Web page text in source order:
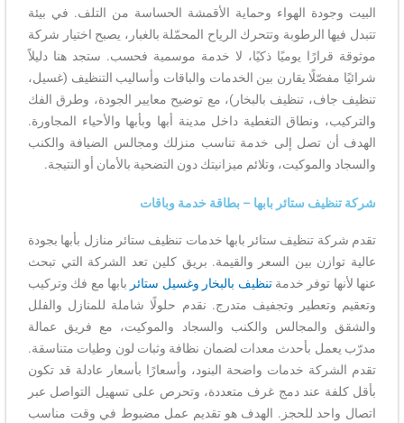
البيت وجودة الهواء وحماية الأقمشة الحساسة من التلف. في بيئة
تتبدل فيها الرطوبة وتتحرك الرياح المحمّلة بالغبار، يصبح اختيار شركة
موثوقة قرارًا يوميًا ذكيًا، لا خدمة موسمية فحسب. ستجد هنا دليلاً
شرائيًا مفصّلًا يقارن بين الخدمات والباقات وأساليب التنظيف (غسيل،
تنظيف جاف، تنظيف بالبخار)، مع توضيح معايير الجودة، وطرق الفك
والتركيب، ونطاق التغطية داخل مدينة أبها وبأبها والأحياء المجاورة.
الهدف أن تصل إلى خدمة تناسب منزلك ومجالس الضيافة والكنب
والسجاد والموكيت، وتلائم ميزانيتك دون التضحية بالأمان أو النتيجة.
شركة تنظيف ستائر بابها – بطاقة خدمة وباقات
تقدم شركة تنظيف ستائر بابها خدمات تنظيف ستائر منازل بأبها بجودة
عالية توازن بين السعر والقيمة. بريق كلين تعد الشركة التي تبحث
عنها لأنها توفر خدمةتنظيف بالبخار وغسيل ستائر بابها مع فك وتركيب
وتعقيم وتعطير وتجفيف متدرج. نقدم حلولًا شاملة للمنازل والفلل
والشقق والمجالس والكنب والسجاد والموكيت، مع فريق عمالة
مدرّب يعمل بأحدث معدات لضمان نظافة وثبات لون وطيات متناسقة.
تقدم الشركة خدمات واضحة البنود، وأسعارًا بأسعار عادلة قد تكون
بأقل كلفة عند دمج غرف متعددة، وتحرص على تسهيل التواصل عبر
اتصال واحد للحجز. الهدف هو تقديم عمل مضبوط في وقت مناسب